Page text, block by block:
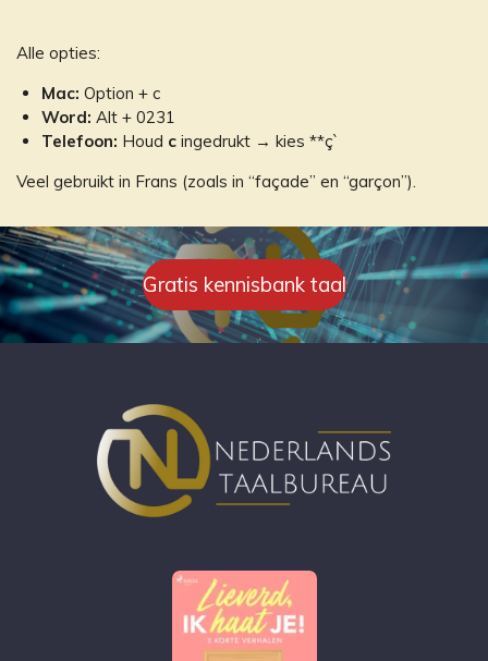
Alle opties:
Mac: Option + c
Word: Alt + 0231
Telefoon: Houd cingedrukt → kies **ç`
Veel gebruikt in Frans (zoals in “façade” en “garçon”).
Gratis kennisbank taal